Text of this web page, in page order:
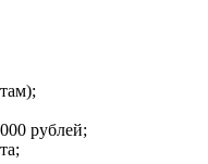
рублей;